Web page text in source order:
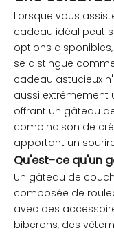
Lorsque vous
cadeau idéal peut
options disponibles,
se distingue
cadeau astucieux
aussi extrêmement
offrant un gâteau
combinaison de
apportant un
Qu'est-ce qu'un
Un gâteau de
composée de
avec des
biberons, des